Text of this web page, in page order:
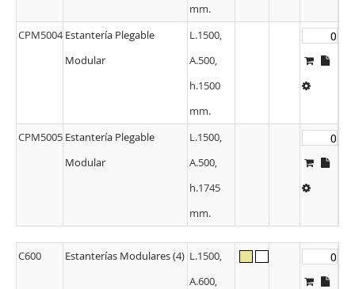
mm.
CPM5004 Estantería Plegable
Modular
L.1500,
A.500,
h.1500
mm.
CPM5005 Estantería Plegable
Modular
L.1500,
A.500,
h.1745
mm.
C600 Estanterías Modulares (4) L.1500,
A.600,